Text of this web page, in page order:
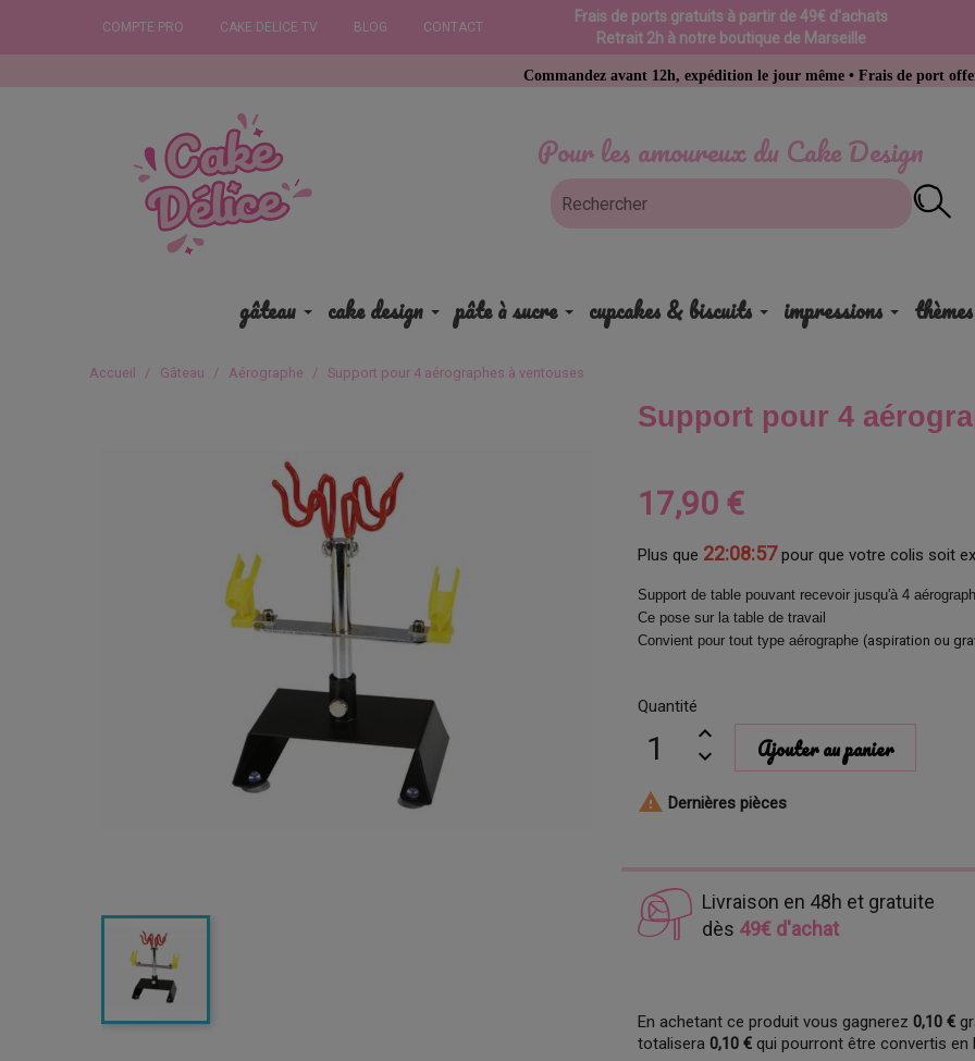
COMPTE PRO CAKE DELICE TV BLOG CONTACT
Frais de ports gratuits à partir de 49€ d'achats
Retrait 2h à notre boutique de Marseille
Pour les amoureux du Cake Design
Commandez avant 12h, expédition le jour même • Frais de port offerts dès 49
gâteau cake design pâte à sucre cupcakes & biscuits impressions thèmes
Accueil Gâteau Aérographe Support pour 4 aérographes à ventouses
Support pour 4
17,90 €
Plus que 22:08:56pour que votre colis soit
Support de table pouvant recevoir jusqu'à 4
Ce pose sur la table de travail
Convient pour tout type aérographe (aspiration ou
Quantité
Ajouter au panier
 Dernières pièces
Livraison en 48h et gratuite
dès 49€ d'achat
En achetant ce produit vous gagnerez0,10 €
totalisera0,10 € qui pourront être convertis en